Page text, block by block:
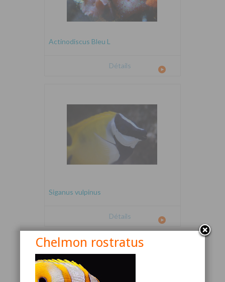
Actinodiscus Bleu L
Détails
Siganus vulpinus
Détails
Chelmon rostratus